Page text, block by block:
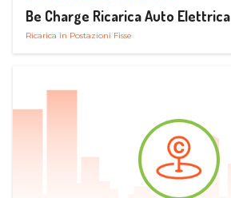
Be Charge Ricarica Auto Elettrica
Ricarica in Postazioni Fisse